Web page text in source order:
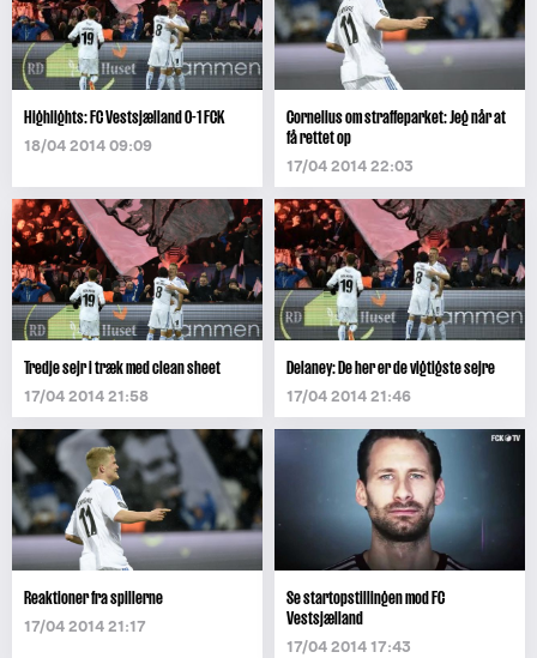
Highlights: FC Vestsjælland 0-1 FCK
18/04 2014 09:09
Cornelius om straffeparket: Jeg når at
få rettet op
17/04 2014 22:03
Tredje sejr i træk med clean sheet
17/04 2014 21:58
Delaney: De her er de vigtigste sejre
17/04 2014 21:46
Reaktioner fra spillerne
17/04 2014 21:17
Se startopstillingen mod FC
Vestsjælland
17/04 2014 17:43